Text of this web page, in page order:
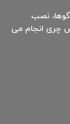
نصب
چری انجام می